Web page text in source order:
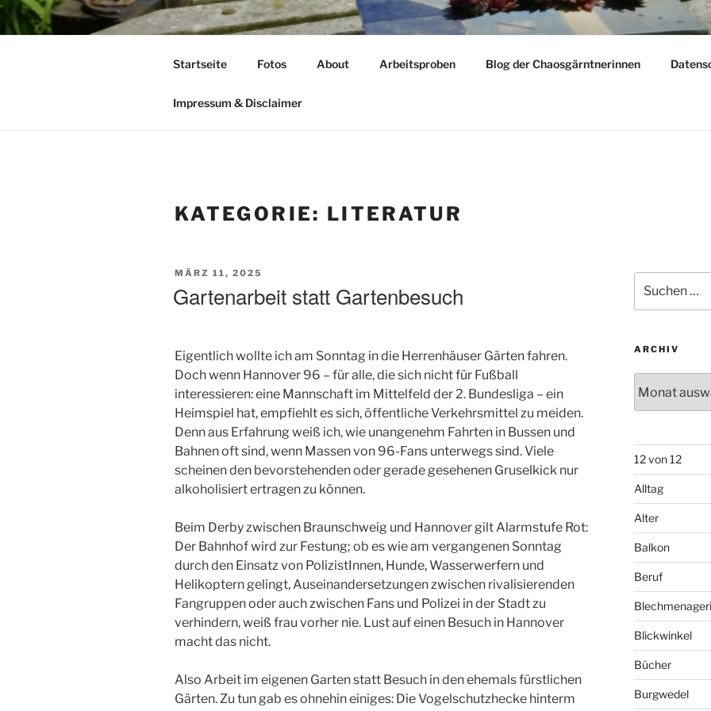
Zum
Inhalt
TIME TO FLY
Startseite Fotos About Arbeitsproben Blog der Chaosgärntnerinnen
Impressum & Disclaimer
KATEGORIE: LITERATUR
VERÖFFENTLICHT
MÄRZ 11, 2025
Gartenarbeit statt Gartenbesuch
Eigentlich wollte ich am Sonntag in die Herrenhäuser Gärten fahren.
Doch wenn Hannover 96 – für alle, die sich nicht für Fußball
interessieren: eine Mannschaft im Mittelfeld der 2. Bundesliga – ein
Heimspiel hat, empfiehlt es sich, öffentliche Verkehrsmittel zu meiden.
Denn aus Erfahrung weiß ich, wie unangenehm Fahrten in Bussen und
Bahnen oft sind, wenn Massen von 96-Fans unterwegs sind. Viele
scheinen den bevorstehenden oder gerade gesehenen Gruselkick nur
alkoholisiert ertragen zu können.
Beim Derby zwischen Braunschweig und Hannover gilt Alarmstufe Rot:
Der Bahnhof wird zur Festung; ob es wie am vergangenen Sonntag
durch den Einsatz von PolizistInnen, Hunde, Wasserwerfern und
Helikoptern gelingt, Auseinandersetzungen zwischen rivalisierenden
Fangruppen oder auch zwischen Fans und Polizei in der Stadt zu
verhindern, weiß frau vorher nie. Lust auf einen Besuch in Hannover
macht das nicht.
Also Arbeit im eigenen Garten statt Besuch in den ehemals fürstlichen
Gärten. Zu tun gab es ohnehin einiges: Die Vogelschutzhecke hinterm
nach:
ARCHIV
12 von 12
Alltag
Alter
Balkon
Beruf
Blickwinkel
Bücher
Burgwedel